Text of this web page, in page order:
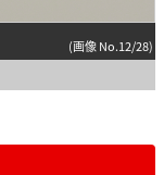
(画像 No.12/28)